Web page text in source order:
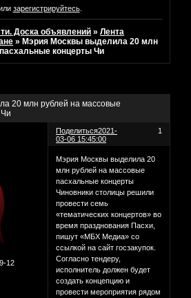
зарегистрируйтесь.
Доска объявлений »Лента
» Мэрия Москвы выделила 20 млн
концерты Чи
20 млн рублей на массовые
Поделиться 1
2021-
03-06 15:45:00
12
Мэрия Москвы выделила 20
млн рублей на массовые
пасхальные концерты
Чиновники столицы решили
провести семь
«тематических концертов» во
время празднования Пасхи,
пишут «МБХ Медиа» со
ссылкой на сайт госзакупок.
Согласно тендеру,
исполнитель должен будет
создать концепцию и
провести мероприятия рядом